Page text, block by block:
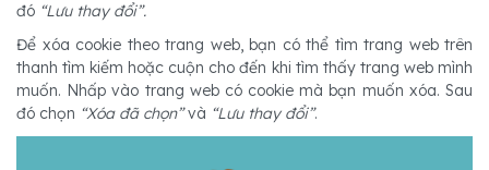
đó “Lưu thay đổi”.
Để xóa cookie theo trang web, bạn có thể tìm trang web trên
thanh tìm kiếm hoặc cuộn cho đến khi tìm thấy trang web mình
muốn. Nhấp vào trang web có cookie mà bạn muốn xóa. Sau
đó chọn “Xóa đã chọn”và “Lưu thay đổi”.